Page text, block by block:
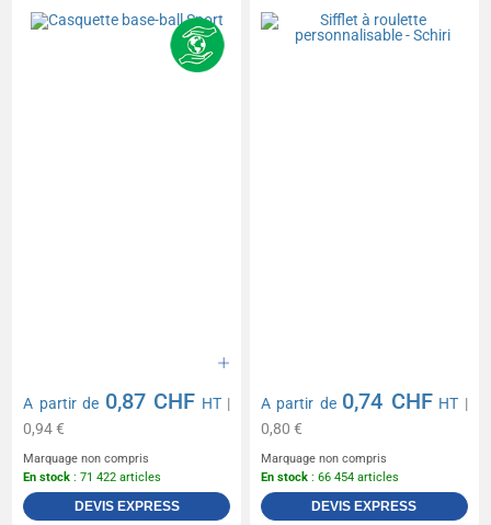
A partir de 0,87 CHF HT|
0,94 €
Marquage non compris
En stock : 71 422 articles
DEVIS EXPRESS
A partir de 0,74 CHF HT |
0,80 €
Marquage non compris
En stock : 66 454 articles
DEVIS EXPRESS